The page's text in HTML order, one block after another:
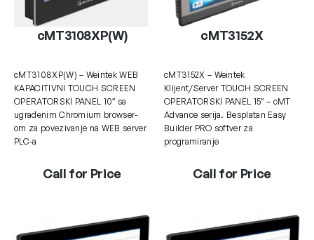
cMT3108XP(W)
cMT3108XP(W) – Weintek WEB
KAPACITIVNI TOUCH SCREEN
OPERATORSKI PANEL 10″ sa
ugrađenim Chromium browser-
om za povezivanje na WEB server
PLC-a
Call for Price
cMT3152X
cMT3152X – Weintek
Klijent/Server TOUCH SCREEN
OPERATORSKI PANEL 15″ – cMT
Advance serija. Besplatan Easy
Builder PRO softver za
programiranje
Call for Price